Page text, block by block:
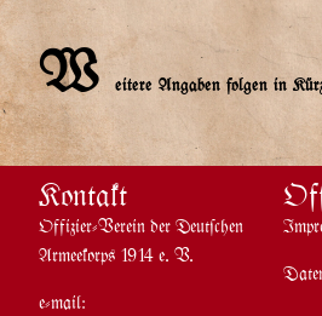
W eitere Angaben folgen in
Kontakt
Offizier-Verein der Deutschen
Armeekorp$ 1914 e. V.
e-mail: